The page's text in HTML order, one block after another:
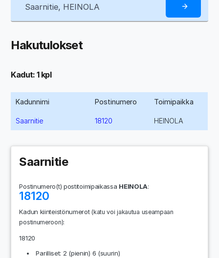
Hakutulokset
Kadut: 1 kpl
Kadunnimi Postinumero Toimipaikka
Saarnitie 18120 HEINOLA
Saarnitie
Postinumero(t) postitoimipaikassa HEINOLA:
18120
Kadun kiinteistönumerot(katu voi jakautua useampaan
postinumeroon):
18120
Parilliset: 2 (pienin) 6 (suurin)